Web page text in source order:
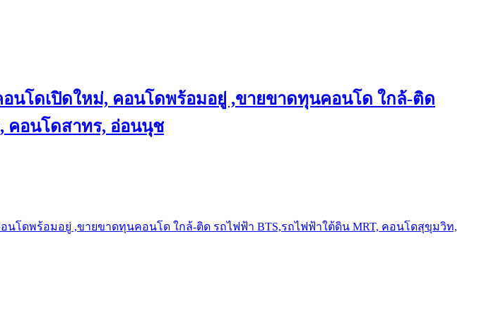
อนโดเปิดใหม่, คอนโดพร้อมอยู่ ,ขายขาดทุนคอนโด ใกล้-ติด
คอนโดสาทร, อ่อนนุช
นโดพร้อมอยู่ ,ขายขาดทุนคอนโด ใกล้-ติด รถไฟฟ้า BTS,รถไฟฟ้าใต้ดิน MRT, คอนโดสุขุมวิท,